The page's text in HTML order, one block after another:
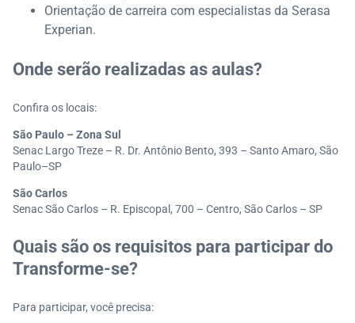
Orientação de carreira com especialistas da Serasa
Experian.
Onde serão realizadas as aulas?
Confira os locais:
São Paulo – Zona Sul
Senac Largo Treze – R. Dr. Antônio Bento, 393 – Santo Amaro, São
Paulo–SP
São Carlos
Senac São Carlos – R. Episcopal, 700 – Centro, São Carlos – SP
Quais são os requisitos para participar do
Transforme-se?
Para participar, você precisa: